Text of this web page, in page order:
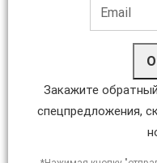
Закажите
спецпредложения,